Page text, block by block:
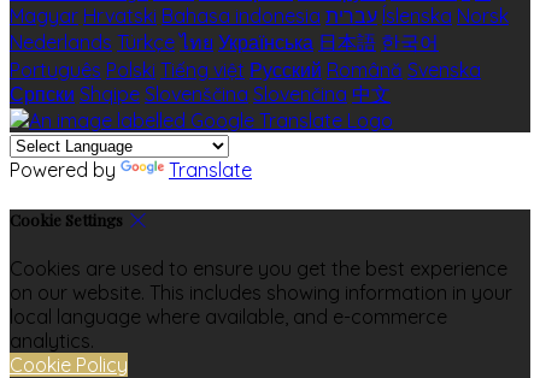
Magyar Hrvatski Bahasa indonesia עברית Íslenska Norsk
Nederlands Türkçe ไทย Українська 日本語 한국어
Português Polski Tiếng việt Русский Română Svenska
Српски Shqipe Slovenščina Slovenčina 中文
Powered by Translate
Cookie Settings
Cookies are used to ensure you get the best experience
on our website. This includes showing information in your
local language where available, and e-commerce
analytics.
Cookie Policy